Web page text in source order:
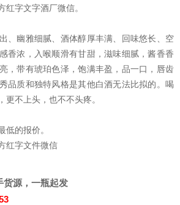
红字文字酒厂微信。
、幽雅细腻、酒体醇厚丰满、回味悠长、空
香浓，入喉顺滑有甘甜，滋味细腻，酱香香
，带有琥珀色泽，饱满丰盈，品一口，唇齿
品质和独特风格是其他白酒无法比拟的。喝
更不上头，也不不头疼。
低的报价。
红字文件微信
货源，一瓶起发